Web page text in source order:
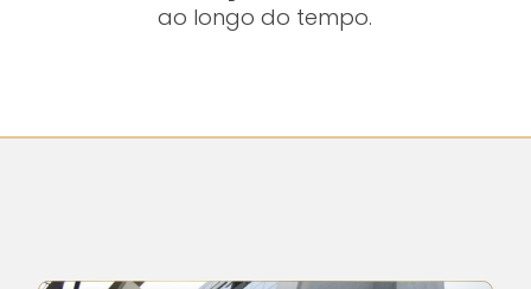
ao longo do tempo.